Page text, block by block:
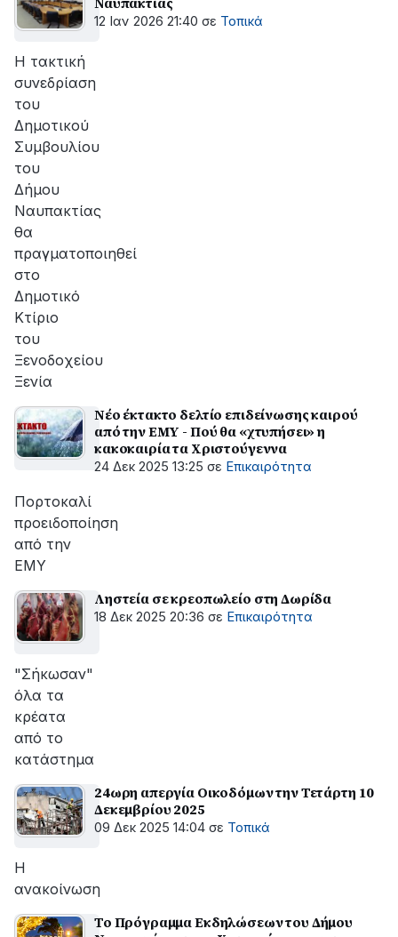
12 Ιαν 2026 21:40 σε Τοπικά
Η τακτική
συνεδρίαση
του
Δημοτικού
Συμβουλίου
του
Δήμου
Ναυπακτίας
θα
πραγματοποιηθεί
στο
Δημοτικό
Κτίριο
του
Ξενοδοχείου
Ξενία
Νέο έκτακτο δελτίο επιδείνωσης καιρού
από την ΕΜΥ - Πού θα «χτυπήσει» η
κακοκαιρία τα Χριστούγεννα
24 Δεκ 2025 13:25 σε Επικαιρότητα
Πορτοκαλί
προειδοποίηση
από την
ΕΜΥ
Ληστεία σε κρεοπωλείο στη Δωρίδα
18 Δεκ 2025 20:36 σε Επικαιρότητα
"Σήκωσαν"
όλα τα
κρέατα
από το
κατάστημα
24ωρη απεργία Οικοδόμων την Τετάρτη 10
Δεκεμβρίου 2025
09 Δεκ 2025 14:04 σε Τοπικά
Η
ανακοίνωση
Το Πρόγραμμα Εκδηλώσεων του Δήμου